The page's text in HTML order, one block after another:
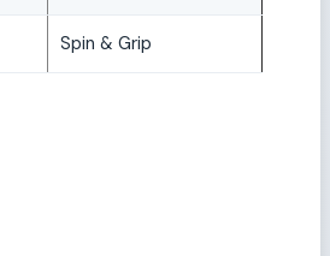
Spin & Grip